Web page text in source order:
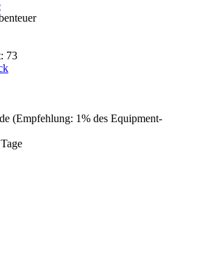
73
(Empfehlung: 1% des Equipment-